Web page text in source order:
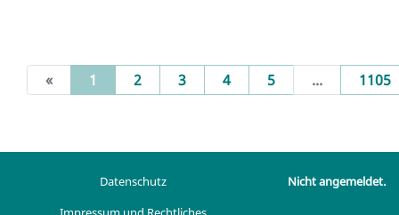
« 1 (current)
2 3 4 5 ... 1105
Datenschutz
Nicht angemeldet.